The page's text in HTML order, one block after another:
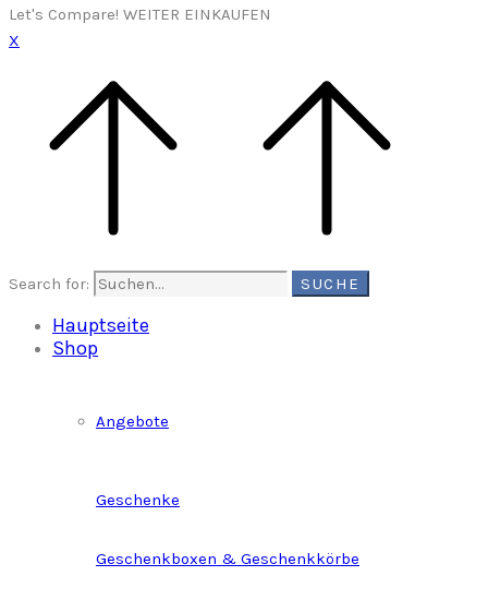
Let's Compare! WEITER EINKAUFEN
X
Search for: SUCHE
Hauptseite
Shop
Angebote
Geschenke
Geschenkboxen & Geschenkkörbe